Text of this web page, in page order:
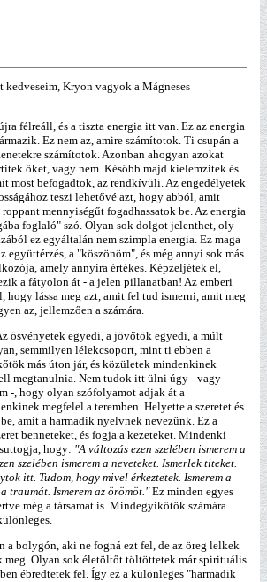
Kryon vagyok a Mágneses
félreáll, és a tiszta energia itt van. Ez az energia
Ez nem az, amire számítotok. Ti csupán a
számítotok. Azonban ahogyan azokat
őket, vagy nem. Később majd kielemzitek és
most befogadtok, az rendkívüli. Az engedélyetek
teszi lehetővé azt, hogy abból, amit
mennyiségűt fogadhassatok be. Az energia
foglaló" szó. Olyan sok dolgot jelenthet, oly
ez egyáltalán nem szimpla energia. Ez maga
együttérzés, a "köszönöm", és még annyi sok más
amely annyira értékes. Képzeljétek el,
a fátyolon át - a jelen pillanatban! Az emberi
hogy lássa meg azt, amit fel tud ismerni, amit meg
az, jellemzően a számára.
ösvényetek egyedi, a jövőtök egyedi, a múlt
semmilyen lélekcsoport, mint ti ebben a
más úton jár, és közületek mindenkinek
megtanulnia. Nem tudok itt ülni úgy - vagy
-, hogy olyan szófolyamot adjak át a
megfelel a teremben. Helyette a szeretet és
amit a harmadik nyelvnek nevezünk. Ez a
benneteket, és fogja a kezeteket. Mindenki
hogy: "A változás ezen szelében ismerem a
szelében ismerem a neveteket. Ismerlek titeket.
itt. Tudom, hogy mivel érkeztetek. Ismerem a
traumát. Ismerem az örömöt."Ez minden egyes
még a társamat is. Mindegyikőtök számára
a bolygón, aki ne fogná ezt fel, de az öreg lelkek
meg. Olyan sok életöltőt töltöttetek már spirituális
ébredtetek fel. Így ez a különleges "harmadik